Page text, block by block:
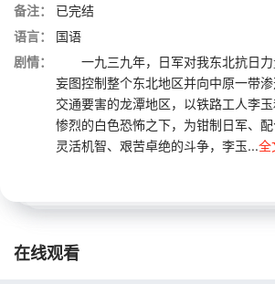
备注：
已完结
语言：
国语
剧情：
一九三九年，日军对我东北抗日力
妄图控制整个东北地区并向中原一带
交通要害的龙潭地区，以铁路工人李
惨烈的白色恐怖之下，为钳制日军、
灵活机智、艰苦卓绝的斗争，李玉...全
在线观看